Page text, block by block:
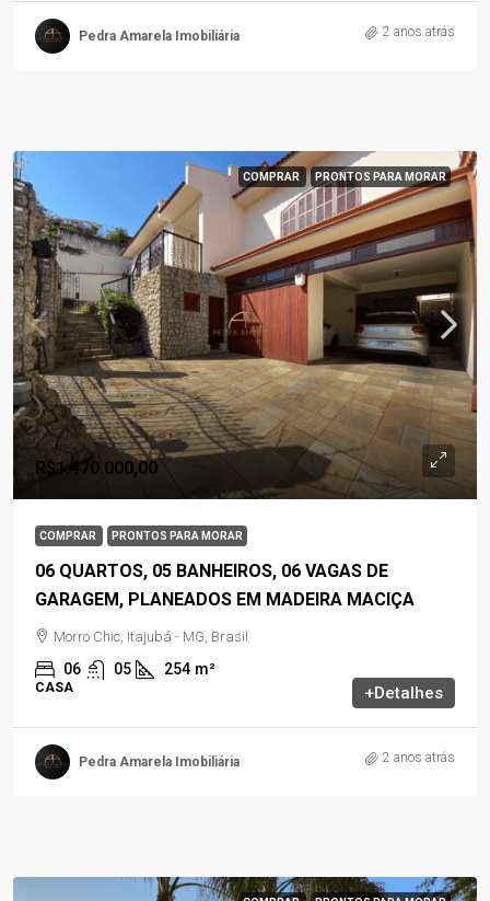
Pedra Amarela Imobiliária 2 anos atrás
COMPRAR PRONTOS PARA MORAR
R$1.470.000,00
COMPRAR PRONTOS PARA MORAR
06 QUARTOS, 05 BANHEIROS, 06 VAGAS DE
GARAGEM, PLANEADOS EM MADEIRA MACIÇA
Morro Chic, Itajubá - MG, Brasil
06 05 254 m²
CASA +Detalhes
Pedra Amarela Imobiliária 2 anos atrás